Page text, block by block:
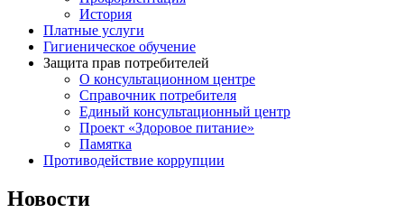
История
Платные услуги
Гигиеническое обучение
Защита прав потребителей
О консультационном центре
Справочник потребителя
Единый консультационный центр
Проект «Здоровое питание»
Памятка
Противодействие коррупции
Новости